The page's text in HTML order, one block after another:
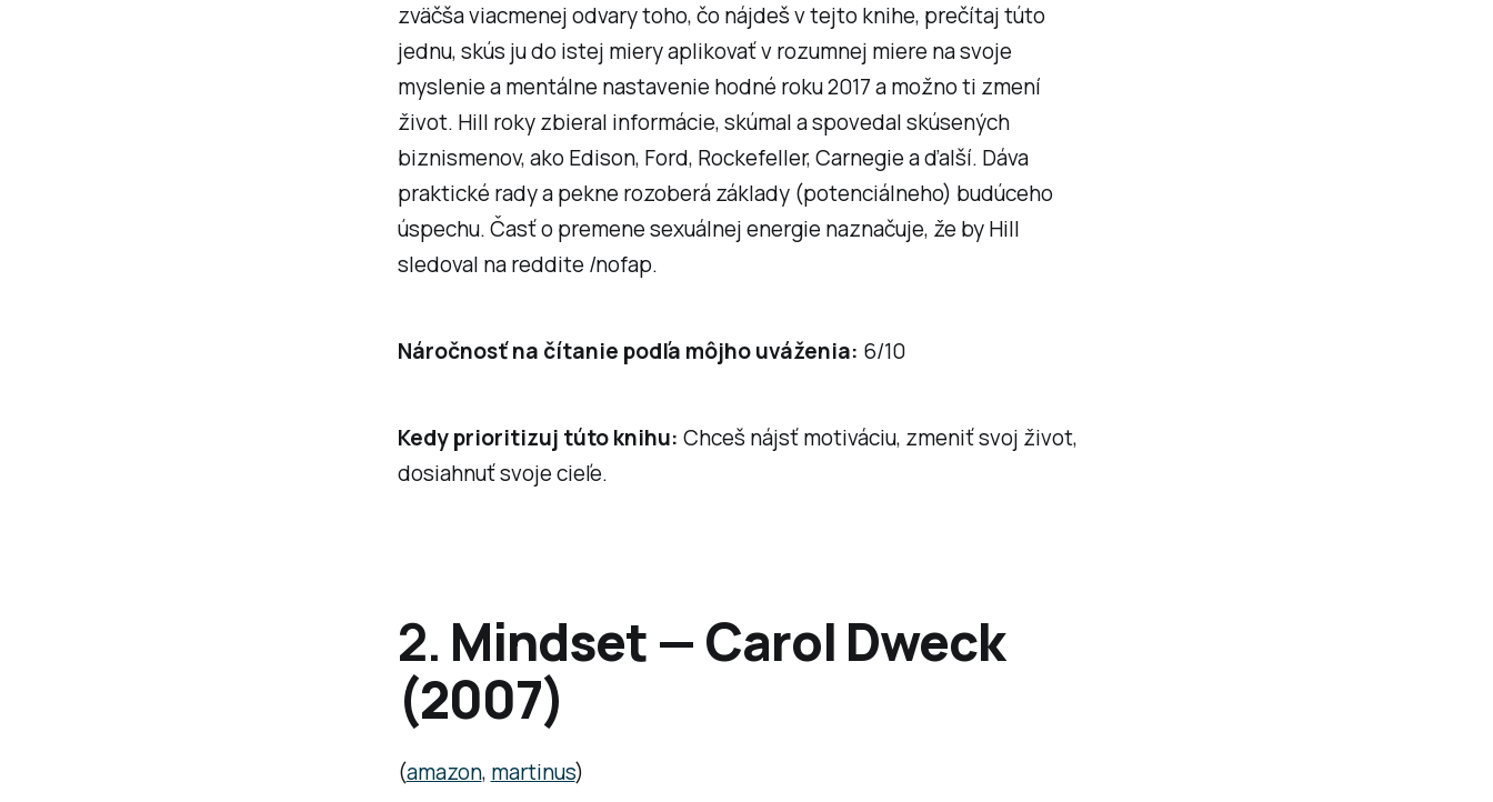
zväčša viacmenej odvary toho, čo nájdeš v tejto knihe, prečítaj túto
jednu, skús ju do istej miery aplikovať v rozumnej miere na svoje
myslenie a mentálne nastavenie hodné roku 2017 a možno ti zmení
život. Hill roky zbieral informácie, skúmal a spovedal skúsených
biznismenov, ako Edison, Ford, Rockefeller, Carnegie a ďalší. Dáva
praktické rady a pekne rozoberá základy (potenciálneho) budúceho
úspechu. Časť o premene sexuálnej energie naznačuje, že by Hill
sledoval na reddite /nofap.
Náročnosť na čítanie podľa môjho uváženia: 6/10
Kedy prioritizuj túto knihu: Chceš nájsť motiváciu, zmeniť svoj život,
dosiahnuť svoje cieľe.
2. Mindset — Carol Dweck
(2007)
(amazon, martinus)